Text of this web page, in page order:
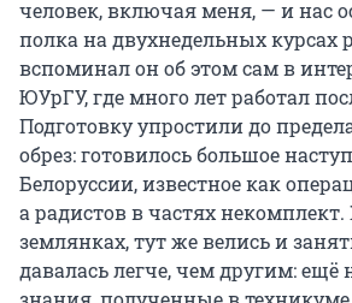
человек, включая меня, — и нас
полка на двухнедельных курсах
вспоминал он об этом сам в
ЮУрГУ, где много лет работал
Подготовку упростили до
обрез: готовилось большое
Белоруссии, известное как
а радистов в частях
землянках, тут же велись и
давалась легче, чем другим: ещё